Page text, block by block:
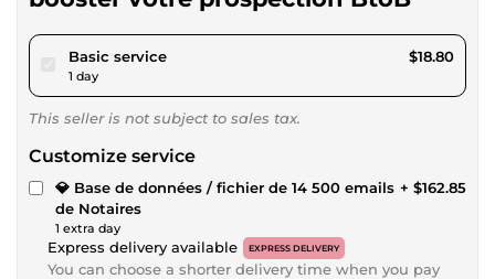
Basic servicepour $17.32
1 day
$18.80
This seller is not subject to sales tax.
Customize service
💎 Base de données / fichier de 14 500 emails
de Notaires
1 extra day
+ $162.85
Express delivery available EXPRESS DELIVERY
You can choose a shorter delivery time when you pay